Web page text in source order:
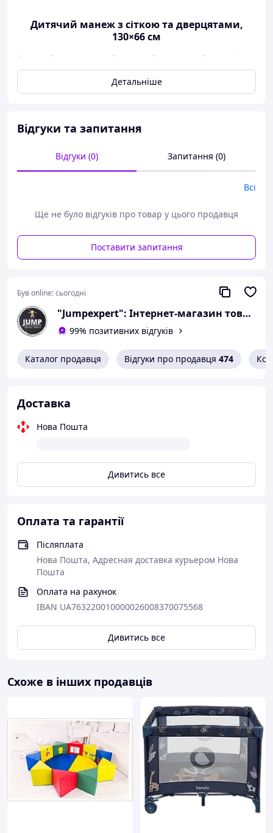
Дитячий манеж з сіткою та дверцятами,
130×66 см
Дитячий манеж — це безпечний та зручний простір
для ігор і перших кроків малюка. Манеж забезпечує
комфорт дитині та спокій батькам, дозволяючи дитині
гратися самостійно під наглядом.
Ширина: 130 см
Висота:66 см
⭐ Переваги:
антиковзким фіксуванням забезпечують
стабільність манежа
Зручні дверцята на блискавці
самостійно заходити та виходити (під наглядом
Посилені ніжки з присосками
Безпечні матеріали— підходить для
Детальніше
Відгуки та запитання
Відгуки (0) Запитання (0)
Всі
Ще не було відгуків про товар у цього продавця
Поставити запитання
Був online:сьогодні
"Jumpexpert": Інтернет-магазин товарів для активного відпочинку та спорту!
99% позитивних відгуків
Каталог продавця Відгуки про продавця 474
Доставка
Нова Пошта
Дивитись все
Оплата та гарантії
Післяплата
Нова Пошта, Адресная доставка курьером Нова
Пошта
Оплата на рахунок
IBAN UA763220010000026008370075568
Дивитись все
Схоже в інших продавців